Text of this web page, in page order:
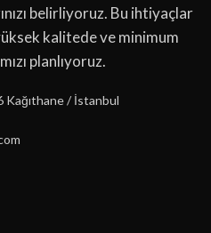
belirliyoruz. Bu ihtiyaçlar
kalitede ve minimum
planlıyoruz.
Kağıthane / İstanbul